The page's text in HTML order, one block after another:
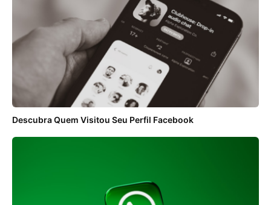
Descubra Quem Visitou Seu Perfil Facebook